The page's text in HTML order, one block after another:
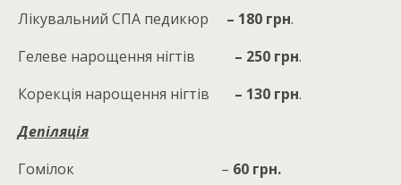
Лікувальний СПА педикюр – 180 грн.
Гелеве нарощення нігтів – 250 грн.
Корекція нарощення нігтів – 130 грн.
Депіляція
Гомілок – 60 грн.